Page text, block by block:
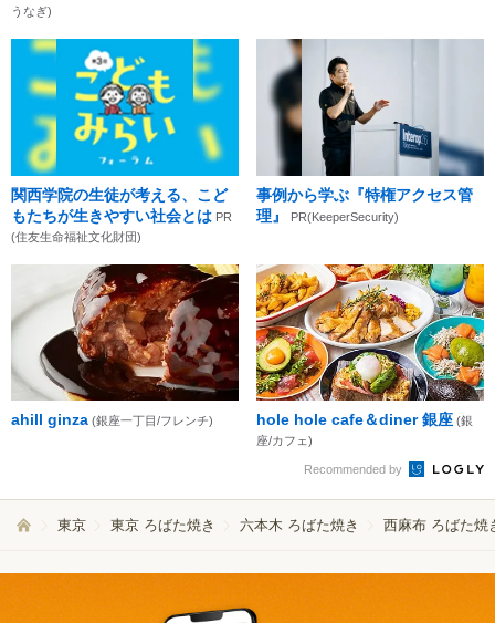
うなぎ)
関西学院の生徒が考える、こど
もたちが生きやすい社会とは PR
(住友生命福祉文化財団)
事例から学ぶ『特権アクセス管
理』
PR(KeeperSecurity)
ahill ginza (銀座一丁目/フレンチ) hole hole cafe＆diner 銀座 (銀
座/カフェ)
Recommended by
東京 東京 ろばた焼き 六本木 ろばた焼き 西麻布 ろばた焼